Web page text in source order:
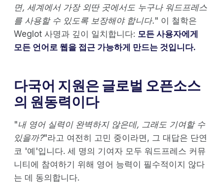
면, 세계에서 가장 외딴 곳에서도 누구나 워드프레스
를 사용할 수 있도록 보장해야 합니다." 이 철학은
Weglot 사명과 깊이 일치합니다: 모든 사용자에게
모든 언어로 웹을 접근 가능하게 만드는 것입니다.
다국어 지원은 글로벌 오픈소스
의 원동력이다
"내 영어 실력이 완벽하지 않은데, 그래도 기여할 수
있을까?"라고 여전히 고민 중이라면, 그 대답은 단연
코 '예'입니다. 세 명의 기여자 모두 워드프레스 커뮤
니티에 참여하기 위해 영어 능력이 필수적이지 않다
는 데 동의합니다.